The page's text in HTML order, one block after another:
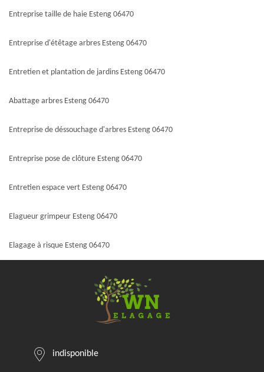
Entreprise taille de haie Esteng 06470
Entreprise d'étêtage arbres Esteng 06470
Entretien et plantation de jardins Esteng 06470
Abattage arbres Esteng 06470
Entreprise de déssouchage d'arbres Esteng 06470
Entreprise pose de clôture Esteng 06470
Entretien espace vert Esteng 06470
Elagueur grimpeur Esteng 06470
Elagage à risque Esteng 06470
indisponible